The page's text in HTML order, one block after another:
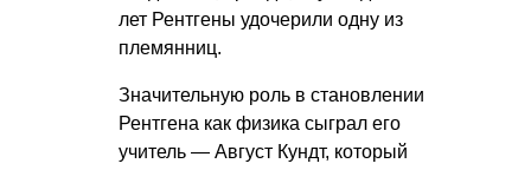
лет Рентгены удочерили одну из
племянниц.
Значительную роль в становлении
Рентгена как физика сыграл его
учитель — Август Кундт, который